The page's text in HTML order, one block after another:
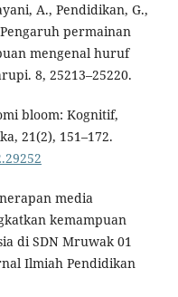
A., Pendidikan, G.,
permainan
mengenal huruf
8, 25213–25220.
bloom: Kognitif,
21(2), 151–172.
media
kemampuan
di SDN Mruwak 01
Ilmiah Pendidikan